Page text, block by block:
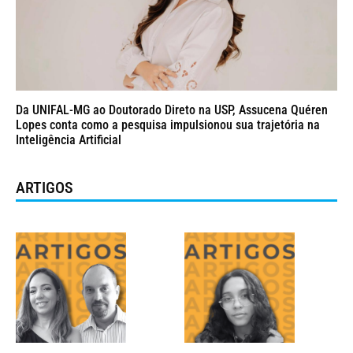
Da UNIFAL-MG ao Doutorado Direto na USP, Assucena Quéren
Lopes conta como a pesquisa impulsionou sua trajetória na
Inteligência Artificial
ARTIGOS